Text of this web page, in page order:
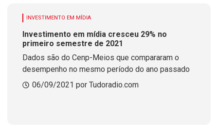
INVESTIMENTO EM MÍDIA
Investimento em mídia cresceu 29% no
primeiro semestre de 2021
Dados são do Cenp-Meios que compararam o
desempenho no mesmo período do ano passado
06/09/2021 por Tudoradio.com